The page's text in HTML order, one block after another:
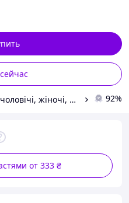
Продавец Скарбниця Карпат - чоловічі, жіночі, дитячі вишиванки, гердани, ручної роботи 92%
от 333 ₴